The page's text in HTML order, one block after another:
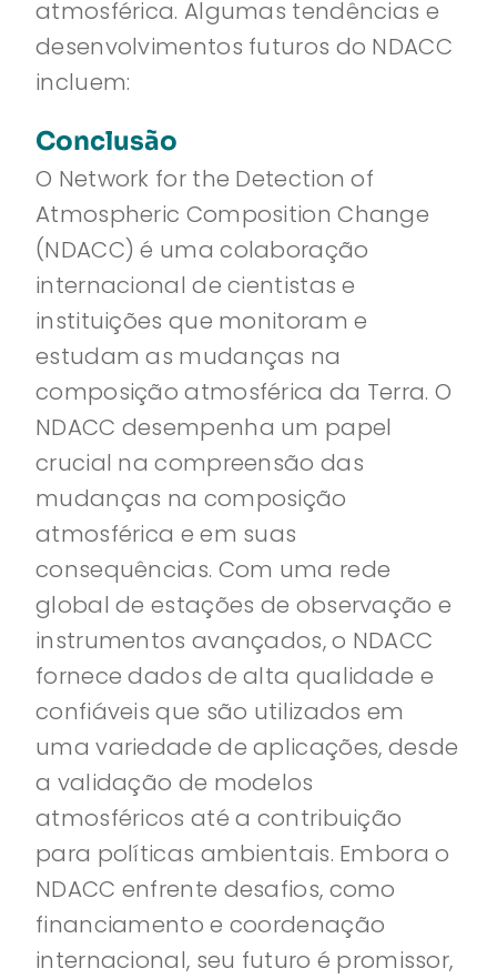
atmosférica. Algumas tendências e
desenvolvimentos futuros do NDACC
incluem:
Conclusão
O Network for the Detection of
Atmospheric Composition Change
(NDACC) é uma colaboração
internacional de cientistas e
instituições que monitoram e
estudam as mudanças na
composição atmosférica da Terra. O
NDACC desempenha um papel
crucial na compreensão das
mudanças na composição
atmosférica e em suas
consequências. Com uma rede
global de estações de observação e
instrumentos avançados, o NDACC
fornece dados de alta qualidade e
confiáveis que são utilizados em
uma variedade de aplicações, desde
a validação de modelos
atmosféricos até a contribuição
para políticas ambientais. Embora o
NDACC enfrente desafios, como
financiamento e coordenação
internacional, seu futuro é promissor,